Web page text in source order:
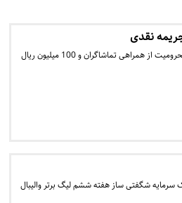
تیم والیبال کاله مازندران با حکم کمیته انضباطی به دو جلسه محرومیت از همراهی تماشاگران و 100 میلیون ریال
سرمایه شگفتی ساز هفته ششم لیگ برتر والیبال